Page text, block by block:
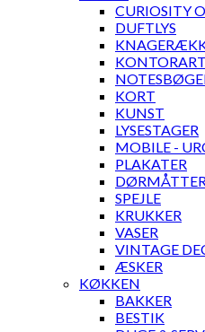
CURIOSITY
DUFTLYS
KORT
KUNST
LYSESTAGER
MOBILE -
PLAKATER
SPEJLE
KRUKKER
VASER
VINTAGE
ÆSKER
KØKKEN
BAKKER
BESTIK